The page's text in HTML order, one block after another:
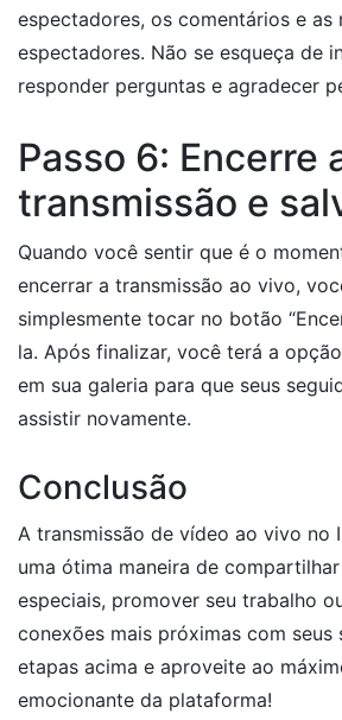
espectadores, os comentários e as
espectadores. Não se esqueça de
responder perguntas e agradecer
Passo 6: Encerre
transmissão e
Quando você sentir que é o
encerrar a transmissão ao vivo,
simplesmente tocar no botão
la. Após finalizar, você terá a
em sua galeria para que seus
assistir novamente.
Conclusão
A transmissão de vídeo ao vivo no
uma ótima maneira de
especiais, promover seu trabalho
conexões mais próximas com seus
etapas acima e aproveite ao
emocionante da plataforma!